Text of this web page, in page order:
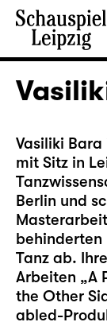
Vasiliki
mit Sitz in
Berlin und
behinderten
Tanz ab.
Arbeiten „A
the Other
abled-